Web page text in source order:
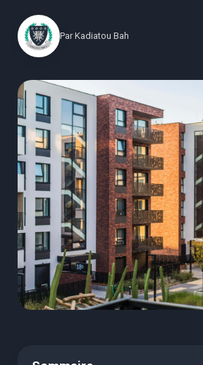
Par Kadiatou Bah